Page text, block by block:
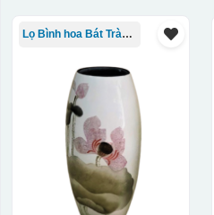
Lọ Bình hoa Bát Tràng in logo